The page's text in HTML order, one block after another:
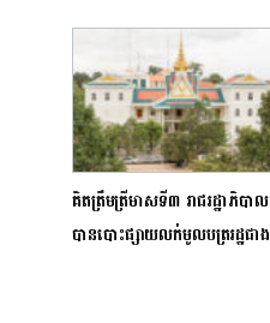
គិតត្រឹមត្រីមាសទី៣ រាជរដ្ឋាភិបាល
បានបោះផ្សាយលក់មូលបត្ររដ្ឋជាង